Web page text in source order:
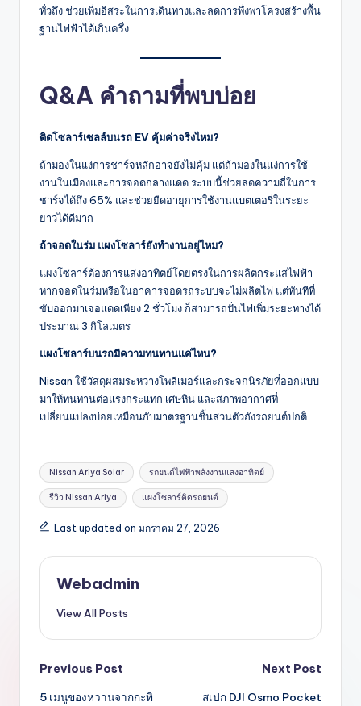
ทั่วถึง ช่วยเพิ่มอิสระในการเดินทางและลดการพึ่งพาโครงสร้างพื้น
ฐานไฟฟ้าได้เกินครึ่ง
Q&A คำถามที่พบบ่อย
ติดโซลาร์เซลล์บนรถ EV คุ้มค่าจริงไหม?
ถ้ามองในแง่การชาร์จหลักอาจยังไม่คุ้ม แต่ถ้ามองในแง่การใช้
งานในเมืองและการจอดกลางแดด ระบบนี้ช่วยลดความถี่ในการ
ชาร์จได้ถึง 65% และช่วยยืดอายุการใช้งานแบตเตอรี่ในระยะ
ยาวได้ดีมาก
ถ้าจอดในร่ม แผงโซลาร์ยังทำงานอยู่ไหม?
แผงโซลาร์ต้องการแสงอาทิตย์โดยตรงในการผลิตกระแสไฟฟ้า
หากจอดในร่มหรือในอาคารจอดรถระบบจะไม่ผลิตไฟ แต่ทันทีที่
ขับออกมาเจอแดดเพียง 2 ชั่วโมง ก็สามารถปั่นไฟเพิ่มระยะทางได้
ประมาณ 3 กิโลเมตร
แผงโซลาร์บนรถมีความทนทานแค่ไหน?
Nissan ใช้วัสดุผสมระหว่างโพลีเมอร์และกระจกนิรภัยที่ออกแบบ
มาให้ทนทานต่อแรงกระแทก เศษหิน และสภาพอากาศที่
เปลี่ยนแปลงบ่อยเหมือนกับมาตรฐานชิ้นส่วนตัวถังรถยนต์ปกติ
Tags:
Nissan Ariya Solar รถยนต์ไฟฟ้าพลังงานแสงอาทิตย์
รีวิว Nissan Ariya แผงโซลาร์ติดรถยนต์
Last updated on มกราคม 27, 2026
Webadmin
View All Posts
Post
Previous Post
5 เมนูของหวานจากกะทิ
Next Post
สเปก DJI Osmo Pocket